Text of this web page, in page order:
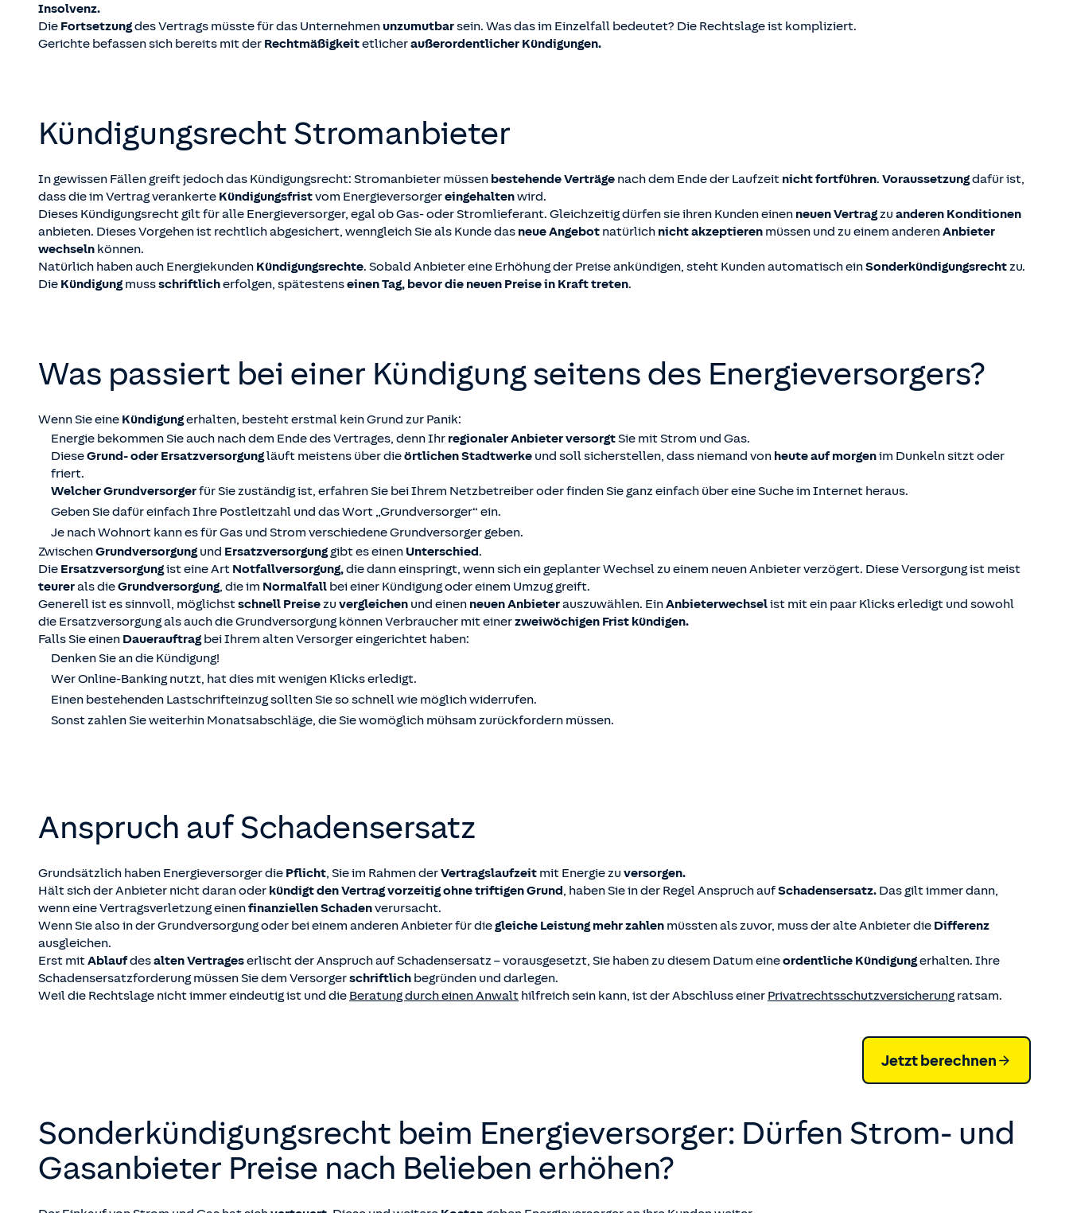
Insolvenz.
Die Fortsetzungdes Vertrags müsste für das Unternehmenunzumutbarsein. Was das im Einzelfall bedeutet? Die Rechtslage ist kompliziert.
Gerichte befassen sich bereits mit der Rechtmäßigkeitetlicheraußerordentlicher Kündigungen.
Kündigungsrecht Stromanbieter
In gewissen Fällen greift jedoch das Kündigungsrecht: Stromanbieter müssen bestehende Verträge nach dem Ende der Laufzeit nicht fortführen. Voraussetzungdafür ist,
dass die im Vertrag verankerte Kündigungsfristvom Energieversorgereingehaltenwird.
Dieses Kündigungsrecht gilt für alle Energieversorger, egal ob Gas- oder Stromlieferant. Gleichzeitig dürfen sie ihren Kunden einen neuen Vertragzu anderen Konditionen
anbieten. Dieses Vorgehen ist rechtlich abgesichert, wenngleich Sie als Kunde das neue Angebot natürlich nicht akzeptieren müssen und zu einem anderenAnbieter
wechseln können.
Natürlich haben auch Energiekunden Kündigungsrechte. Sobald Anbieter eine Erhöhung der Preise ankündigen, steht Kunden automatisch einSonderkündigungsrechtzu.
Die Kündigungmussschriftlicherfolgen, spätestenseinen Tag, bevordie neuen Preise in Kraft treten.
Was passiert bei einer Kündigung seitens des Energieversorgers?
Wenn Sie eine Kündigungerhalten, besteht erstmal kein Grund zur Panik:
Energie bekommen Sie auch nach dem Ende des Vertrages, denn Ihr regionaler Anbieter versorgtSie mit Strom und Gas.
DieseGrund- oder Ersatzversorgungläuft meistens über dieörtlichen Stadtwerke und soll sicherstellen, dass niemand von heute auf morgenim Dunkeln sitzt oder
friert.
Welcher Grundversorgerfür Sie zuständig ist, erfahren Sie bei Ihrem Netzbetreiber oder finden Sie ganz einfach über eine Suche im Internet heraus.
Geben Sie dafür einfach Ihre Postleitzahl und das Wort „Grundversorger“ ein.
Je nach Wohnort kann es für Gas und Strom verschiedene Grundversorger geben.
ZwischenGrundversorgungund Ersatzversorgunggibt es einen Unterschied.
Die Ersatzversorgungist eine Art Notfallversorgung,die dann einspringt, wenn sich ein geplanter Wechsel zu einem neuen Anbieter verzögert. Diese Versorgung ist meist
teurerals dieGrundversorgung, die im Normalfall bei einer Kündigung oder einem Umzug greift.
Generell ist es sinnvoll, möglichstschnell Preisezu vergleichen und einen neuen Anbieterauszuwählen. EinAnbieterwechselist mit ein paar Klicks erledigt und sowohl
die Ersatzversorgung als auch die Grundversorgung können Verbraucher mit einerzweiwöchigen Frist kündigen.
Falls Sie einen Dauerauftragbei Ihrem alten Versorger eingerichtet haben:
Denken Sie an die Kündigung!
Wer Online-Banking nutzt, hat dies mit wenigen Klicks erledigt.
Einen bestehenden Lastschrifteinzug sollten Sie so schnell wie möglich widerrufen.
Sonst zahlen Sie weiterhin Monatsabschläge, die Sie womöglich mühsam zurückfordern müssen.
Anspruch auf Schadensersatz
Grundsätzlich haben Energieversorger die Pflicht, Sie im Rahmen derVertragslaufzeit mit Energie zu versorgen.
Hält sich der Anbieter nicht daran oder kündigt den Vertrag vorzeitig ohne triftigen Grund, haben Sie in der Regel Anspruch aufSchadensersatz. Das gilt immer dann,
wenn eine Vertragsverletzung einenfinanziellen Schadenverursacht.
Wenn Sie also in der Grundversorgung oder bei einem anderen Anbieter für diegleiche Leistung mehr zahlen müssten als zuvor, muss der alte Anbieter die Differenz
ausgleichen.
Erst mitAblaufdesalten Vertrageserlischt der Anspruch auf Schadensersatz – vorausgesetzt, Sie haben zu diesem Datum eineordentliche Kündigungerhalten. Ihre
Schadensersatzforderung müssen Sie dem Versorgerschriftlich begründen und darlegen.
Weil die Rechtslage nicht immer eindeutig ist und die Beratung durch einen Anwalt hilfreich sein kann, ist der Abschluss einer Privatrechtsschutzversicherung ratsam.
Jetzt berechnen
Sonderkündigungsrecht beim Energieversorger: Dürfen Strom- und
Gasanbieter Preise nach Belieben erhöhen?